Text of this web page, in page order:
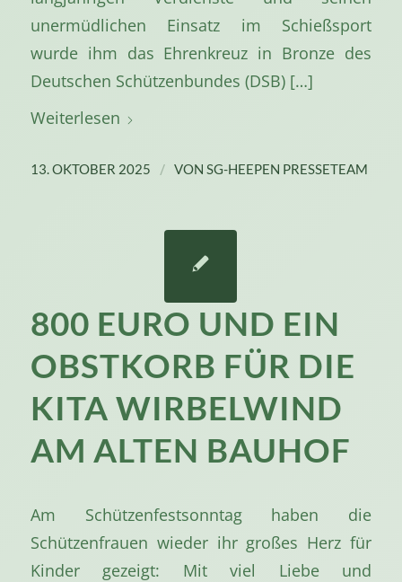
unermüdlichen Einsatz im Schießsport
wurde ihm das Ehrenkreuz in Bronze des
Deutschen Schützenbundes (DSB) […]
Weiterlesen
13. OKTOBER 2025 / VON SG-HEEPEN PRESSETEAM
800 EURO UND EIN
OBSTKORB FÜR DIE
KITA WIRBELWIND
AM ALTEN BAUHOF
Am Schützenfestsonntag haben die
Schützenfrauen wieder ihr großes Herz für
Kinder gezeigt: Mit viel Liebe und